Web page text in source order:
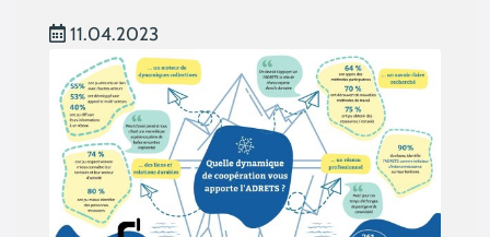
11.04.2023